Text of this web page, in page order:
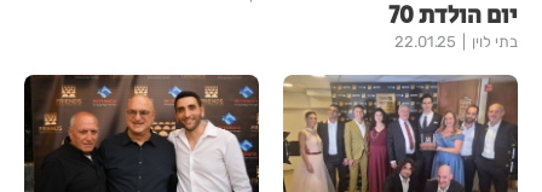
יום הולדת 70
בתי לוין 22.01.25